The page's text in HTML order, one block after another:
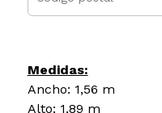
Medidas:
Ancho: 1,56 m
Alto: 1,89 m